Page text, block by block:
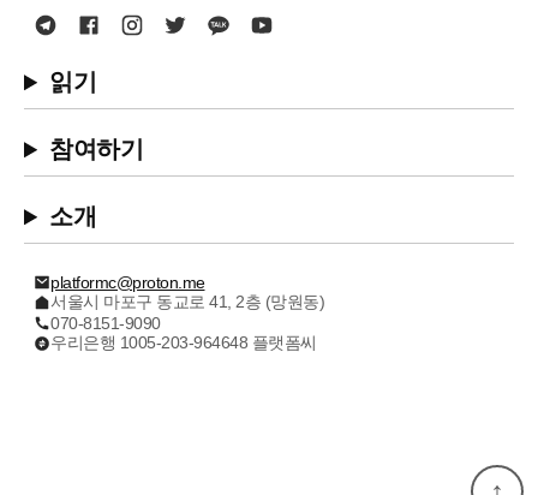
읽기
참여하기
소개
platformc@proton.me
서울시 마포구 동교로 41, 2층 (망원동)
070-8151-9090
우리은행 1005-203-964648 플랫폼씨